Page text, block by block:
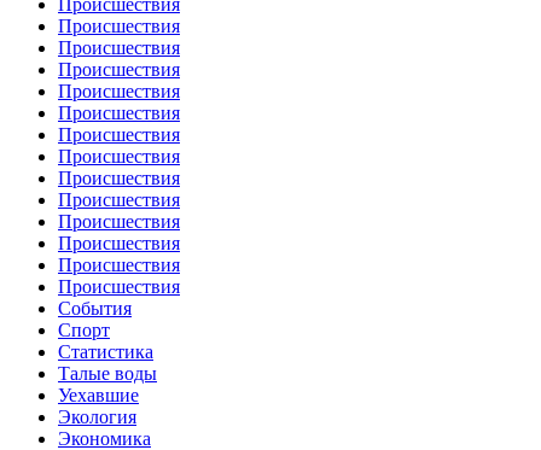
Происшествия
Происшествия
Происшествия
Происшествия
Происшествия
Происшествия
Происшествия
Происшествия
Происшествия
Происшествия
Происшествия
Происшествия
Происшествия
События
Спорт
Статистика
Талые воды
Уехавшие
Экология
Экономика